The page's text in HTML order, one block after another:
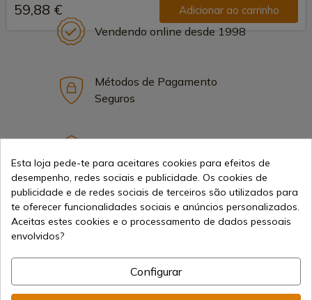
59,88 € Adicionar ao carrinho
Vendendo online desde 1998
Métodos de Pagamento
Seguros
Informação
info@aceros-de-hispania.com
Esta loja pede-te para aceitares cookies para efeitos de
desempenho, redes sociais e publicidade. Os cookies de
publicidade e de redes sociais de terceiros são utilizados para
te oferecer funcionalidades sociais e anúncios personalizados.
Aceitas estes cookies e o processamento de dados pessoais
envolvidos?
Configurar